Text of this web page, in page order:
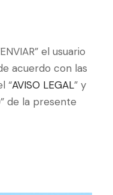
el usuario
acuerdo con las
“AVISO LEGAL” y
” de la presente